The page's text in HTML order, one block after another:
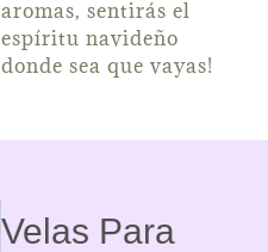
aromas, sentirás el
espíritu navideño
donde sea que vayas!
Velas Para